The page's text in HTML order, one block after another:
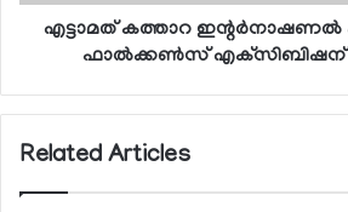
എട്ടാമത് കത്താറ
ഫാല്‍ക്കണ്‍സ് എക്‌സിബിഷന്
Related Articles